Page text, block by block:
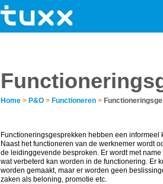
Home > P&O > Functioneren >
Functioneringsgesprekken hebben een informeel
Naast het functioneren van de werknemer wordt
de leidinggevende besproken. Er wordt met
wat verbeterd kan worden in de functionering. Er
worden gemaakt, maar er worden geen
zaken als beloning, promotie etc.